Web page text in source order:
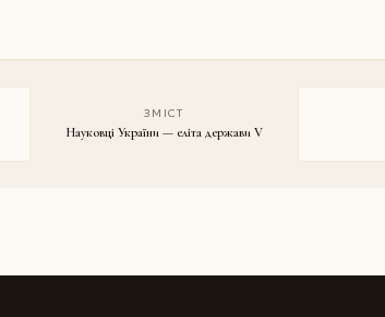
ЗМІСТ
Науковці України — еліта держави V